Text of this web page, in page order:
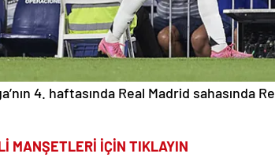
4. haftasında Real Madrid sahasında
MANŞETLERİ İÇİN TIKLAYIN